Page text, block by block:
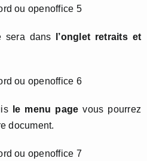
sera dans
l’onglet retraits et
le menu page vous pourrez
document.